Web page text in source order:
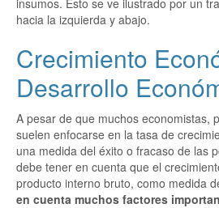
hacia la izquierda y abajo.
Crecimiento
Desarrollo
A pesar de que muchos economistas,
suelen enfocarse en la tasa de
una medida del éxito o fracaso de las
debe tener en cuenta que el
producto interno bruto, como medida
en cuenta muchos factores